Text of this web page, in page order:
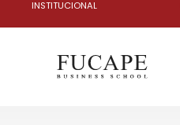
INSTITUCIONAL